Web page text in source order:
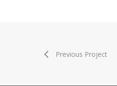
Previous Project